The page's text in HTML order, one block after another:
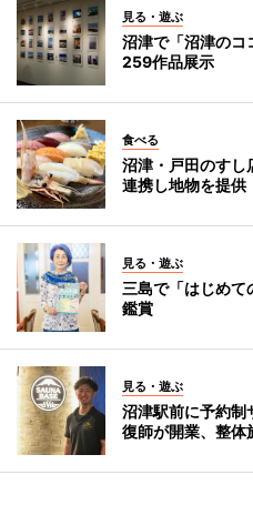
見る・遊ぶ
沼津で「沼津の
259作品展示
食べる
沼津・戸田のす
連携し地物を提供
見る・遊ぶ
三島で「はじめ
鑑賞
見る・遊ぶ
沼津駅前に予約
復師が開業、整体